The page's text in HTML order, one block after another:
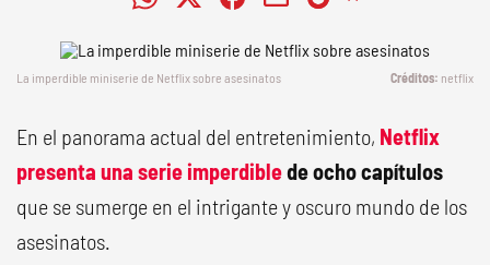
La imperdible miniserie de Netflix sobre asesinatos netflix
En el panorama actual del entretenimiento, Netflix
presenta una serie imperdiblede ocho capítulos
que se sumerge en el intrigante y oscuro mundo de los
asesinatos.